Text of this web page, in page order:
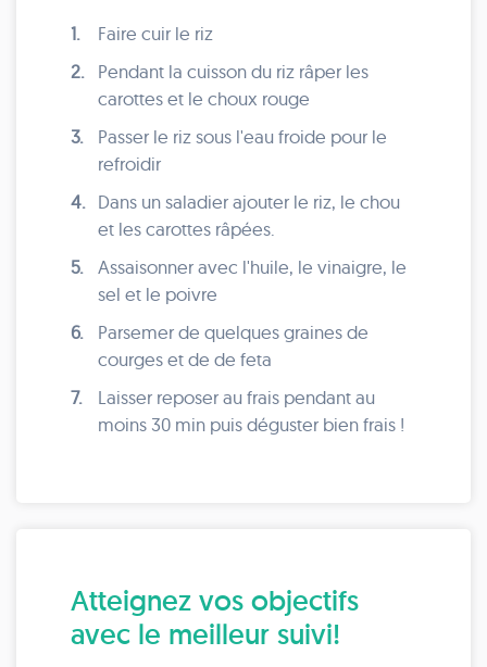
1.
Faire cuir le riz
2.
Pendant la cuisson du riz râper les
carottes et le choux rouge
3.
Passer le riz sous l'eau froide pour le
refroidir
4.
Dans un saladier ajouter le riz, le chou
et les carottes râpées.
5.
Assaisonner avec l'huile, le vinaigre, le
sel et le poivre
6.
Parsemer de quelques graines de
courges et de de feta
7.
Laisser reposer au frais pendant au
moins 30 min puis déguster bien frais !
Atteignez vos objectifs
avec le meilleur suivi!